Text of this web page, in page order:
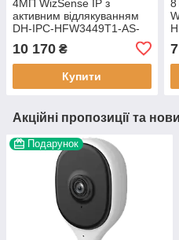
4МП WizSense IP з
активним відлякуванням
DH-IPC-HFW3449T1-AS-
PV (2.8мм), CMOS, H.265,
30 м ІЧ підсвічування
10 170 ₴
Купити
8
Акційні пропозиції та
Подарунок